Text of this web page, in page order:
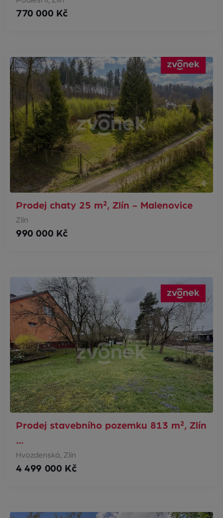
770 000 Kč
Prodej chaty 25 m², Zlín - Malenovice
Zlín
990 000 Kč
Prodej stavebního pozemku 813 m², Zlín
…
Hvozdenská, Zlín
4 499 000 Kč